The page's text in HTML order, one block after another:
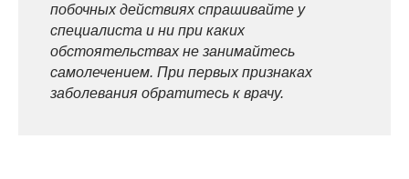
побочных действиях спрашивайте у
специалиста и ни при каких
обстоятельствах не занимайтесь
самолечением. При первых признаках
заболевания обратитесь к врачу.